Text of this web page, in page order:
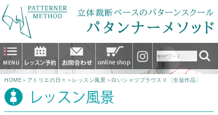
HOME ＞ アトリエの日々 ＞ レッスン風景 ＞白いシャツブラウスⅡ〔生徒作品〕